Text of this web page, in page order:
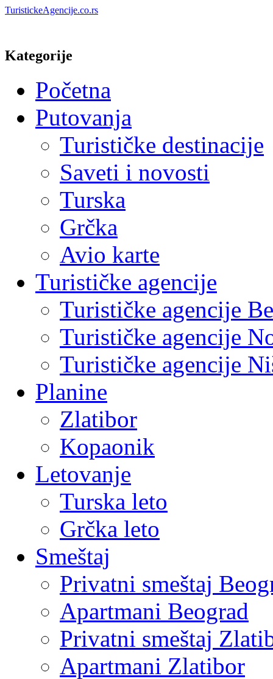
TuristickeAgencije.co.rs
Kategorije
Početna
Putovanja
Turističke destinacije
Saveti i novosti
Turska
Grčka
Avio karte
Turističke agencije
Turističke agencije
Turističke agencije
Turističke agencije
Planine
Zlatibor
Kopaonik
Letovanje
Turska leto
Grčka leto
Smeštaj
Privatni smeštaj
Apartmani Beograd
Privatni smeštaj
Apartmani Zlatibor